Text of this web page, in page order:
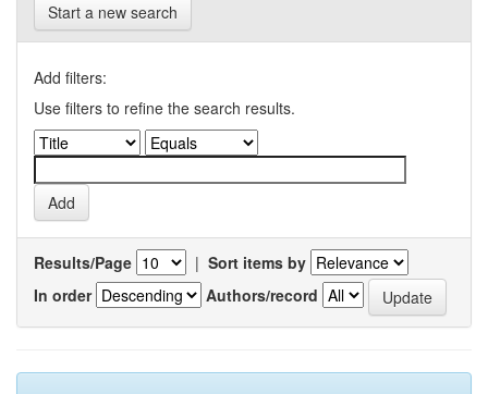
Start a new search
Add filters:
Use filters to refine the search results.
Results/Page | Sort items by
In order
Authors/record